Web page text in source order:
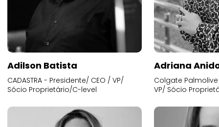
Adilson Batista
CADASTRA - Presidente/ CEO / VP/
Sócio Proprietário/C-level
Adriana
Colgate
VP/ Sócio